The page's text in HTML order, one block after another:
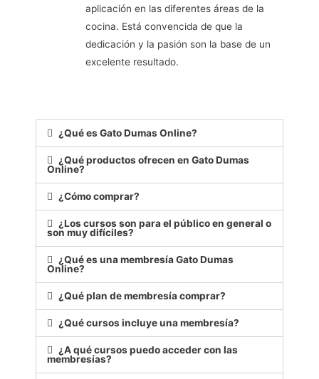
aplicación en las diferentes áreas de la
cocina. Está convencida de que la
dedicación y la pasión son la base de un
excelente resultado.
¿Qué es Gato Dumas Online?
¿Qué productos ofrecen en Gato Dumas
Online?
¿Cómo comprar?
¿Los cursos son para el público en general o
son muy difíciles?
¿Qué es una membresía Gato Dumas
Online?
¿Qué plan de membresía comprar?
¿Qué cursos incluye una membresía?
¿A qué cursos puedo acceder con las
membresías?